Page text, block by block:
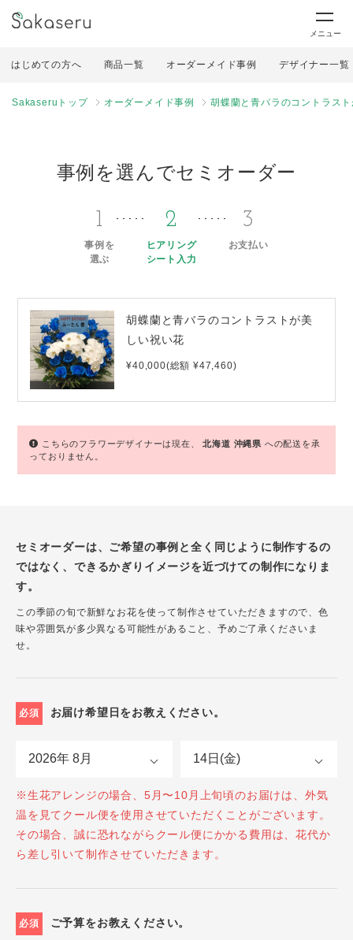
メニュー
はじめての方へ 商品一覧 オーダーメイド事例 デザイナー一覧
Sakaseruトップ オーダーメイド事例 胡蝶蘭と青バラのコントラス
事例を選んでセミオーダー
1
事例を
選ぶ
2
ヒアリング
シート入力
3
お支払い
胡蝶蘭と青バラのコントラストが美
しい祝い花
¥40,000(総額 ¥47,460)
こちらのフラワーデザイナーは現在、北海道 沖縄県 への配送を承
っておりません。
セミオーダーは、ご希望の事例と全く同じように制作するの
ではなく、できるかぎりイメージを近づけての制作になりま
す。
この季節の旬で新鮮なお花を使って制作させていただきますので、色
味や雰囲気が多少異なる可能性があること、予めご了承くださいま
せ。
必須 お届け希望日をお教えください。
※生花アレンジの場合、5月〜10月上旬頃のお届けは、外気
温を見てクール便を使用させていただくことがございます。
その場合、誠に恐れながらクール便にかかる費用は、花代か
ら差し引いて制作させていただきます。
必須 ご予算をお教えください。